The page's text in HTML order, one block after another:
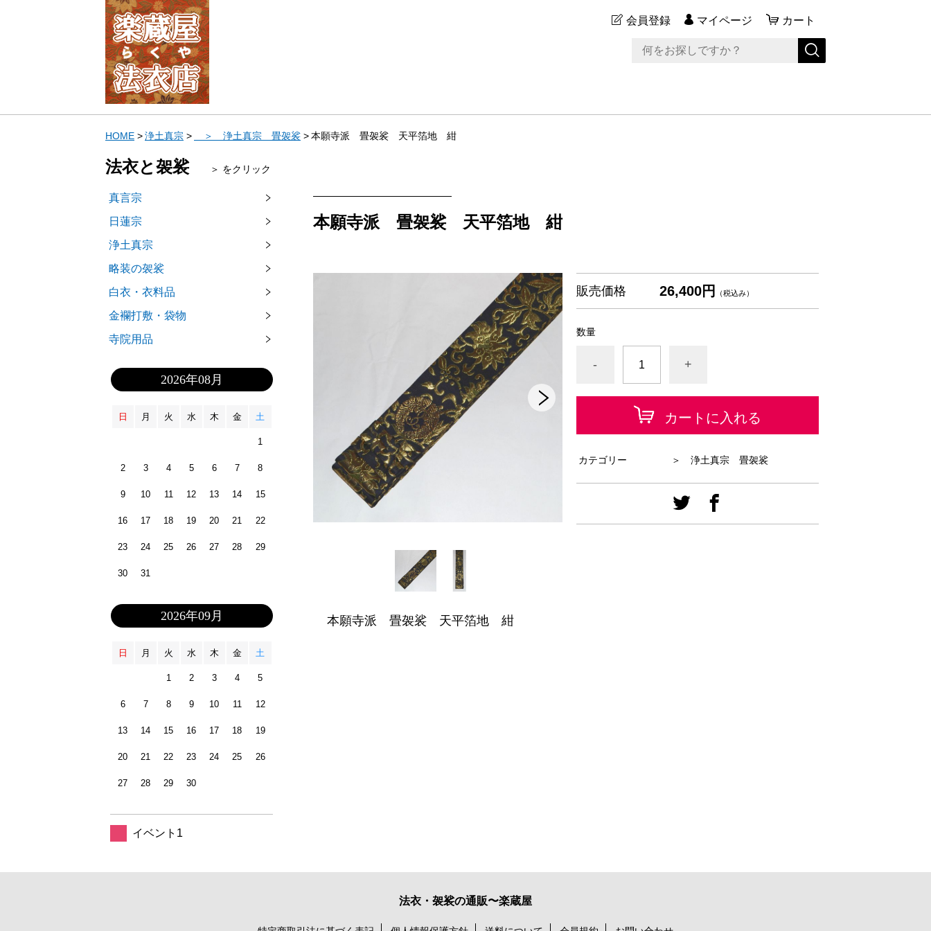
会員登録 マイページ カート
HOME 浄土真宗 ＞ 浄土真宗 畳袈裟 本願寺派 畳袈裟 天平箔地 紺
本願寺派 畳袈裟 天平箔地 紺
販売価格 26,400円 （税込み）
数量
- +
カートに入れる
カテゴリー ＞ 浄土真宗 畳袈裟
本願寺派 畳袈裟 天平箔地 紺
法衣と袈裟 ＞ をクリック
真言宗
日蓮宗
浄土真宗
略装の袈裟
白衣・衣料品
金襴打敷・袋物
寺院用品
2026年08月
日 月 火 水 木 金 土
1
2 3 4 5 6 7 8
9 10 11 12 13 14 15
16 17 18 19 20 21 22
23 24 25 26 27 28 29
30 31
2026年09月
日 月 火 水 木 金 土
1 2 3 4 5
6 7 8 9 10 11 12
13 14 15 16 17 18 19
20 21 22 23 24 25 26
27 28 29 30
イベント1
法衣・袈裟の通販〜楽蔵屋